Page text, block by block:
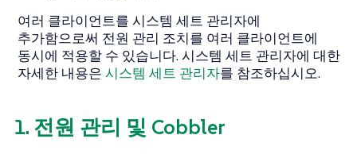
여러 클라이언트를 시스템 세트 관리자에
추가함으로써 전원 관리 조치를 여러 클라이언트에
동시에 적용할 수 있습니다. 시스템 세트 관리자에 대한
자세한 내용은 시스템 세트 관리자를 참조하십시오.
1. 전원 관리 및 Cobbler